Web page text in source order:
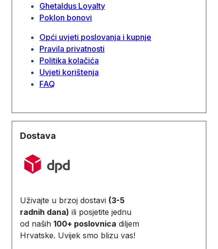
Ghetaldus Loyalty
Poklon bonovi
Opći uvjeti poslovanja i kupnje
Pravila privatnosti
Politika kolačića
Uvjeti korištenja
FAQ
Dostava
Uživajte u brzoj dostavi (3-5
radnih dana) ili posjetite jednu
od naših 100+ poslovnica diljem
Hrvatske. Uvijek smo blizu vas!